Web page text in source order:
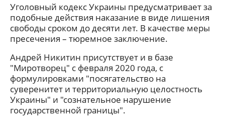
Уголовный кодекс Украины предусматривает за
подобные действия наказание в виде лишения
свободы сроком до десяти лет. В качестве меры
пресечения – тюремное заключение.
Андрей Никитин присутствует и в базе
"Миротворец" с февраля 2020 года, с
формулировками "посягательство на
суверенитет и территориальную целостность
Украины" и "сознательное нарушение
государственной границы".